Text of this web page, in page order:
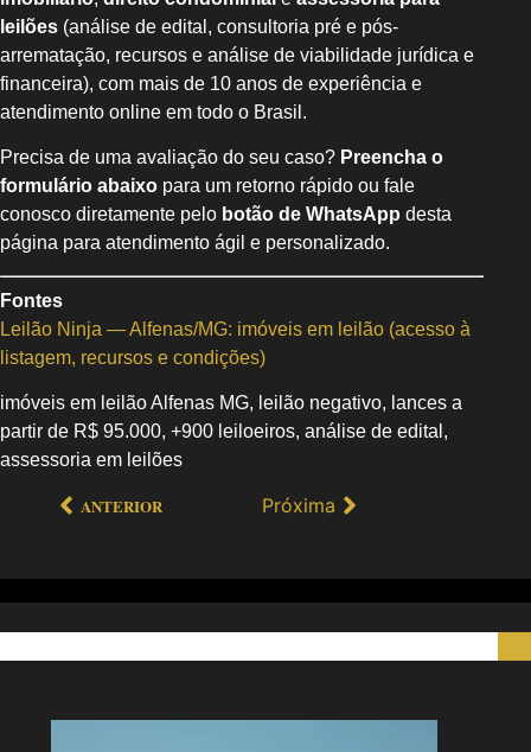
leilões (análise de edital, consultoria pré e pós-
arrematação, recursos e análise de viabilidade jurídica e
financeira), com mais de 10 anos de experiência e
atendimento online em todo o Brasil.
Precisa de uma avaliação do seu caso? Preencha o
formulário abaixo para um retorno rápido ou fale
conosco diretamente pelo botão de WhatsApp desta
página para atendimento ágil e personalizado.
Fontes
Leilão Ninja — Alfenas/MG: imóveis em leilão (acesso à
listagem, recursos e condições)
imóveis em leilão Alfenas MG, leilão negativo, lances a
partir de R$ 95.000, +900 leiloeiros, análise de edital,
assessoria em leilões
ANTERIOR Próxima